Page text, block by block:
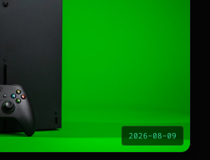
2026-08-09